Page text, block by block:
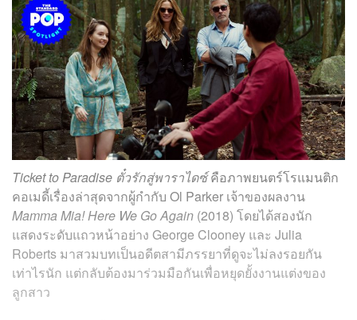
Ticket to Paradise ตั๋วรักสู่พาราไดซ์คือภาพยนตร์โรแมนติก
คอเมดี้เรื่องล่าสุดจากผู้กำกับ Ol Parker เจ้าของผลงาน
Mamma Mia! Here We Go Again (2018) โดยได้สองนัก
แสดงระดับแถวหน้าอย่าง George Clooney และ Julia
Roberts มาสวมบทเป็นอดีตสามีภรรยาที่ดูจะไม่ลงรอยกัน
เท่าไรนัก แต่กลับต้องมาร่วมมือกันเพื่อหยุดยั้งงานแต่งของ
ลูกสาว